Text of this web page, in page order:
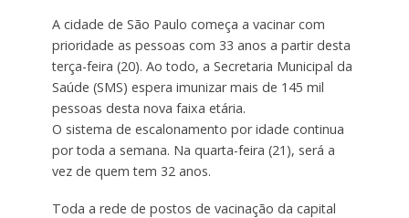
A cidade de São Paulo começa a vacinar com
prioridade as pessoas com 33 anos a partir desta
terça-feira (20). Ao todo, a Secretaria Municipal da
Saúde (SMS) espera imunizar mais de 145 mil
pessoas desta nova faixa etária.
O sistema de escalonamento por idade continua
por toda a semana. Na quarta-feira (21), será a
vez de quem tem 32 anos.
Toda a rede de postos de vacinação da capital